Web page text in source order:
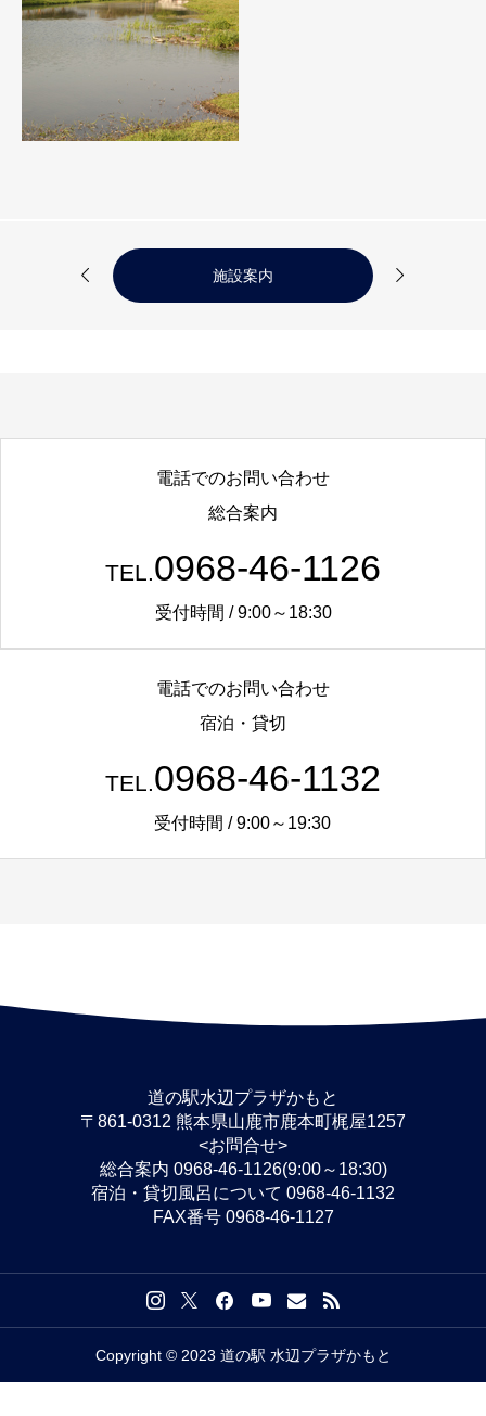
 施設案内 
電話でのお問い合わせ
総合案内
TEL.0968-46-1126
受付時間 / 9:00～18:30
電話でのお問い合わせ
宿泊・貸切
TEL.0968-46-1132
受付時間 / 9:00～19:30
道の駅水辺プラザかもと
〒861-0312 熊本県山鹿市鹿本町梶屋1257
<お問合せ>
総合案内 0968-46-1126(9:00～18:30)
宿泊・貸切風呂について 0968-46-1132
FAX番号 0968-46-1127
Copyright © 2023 道の駅 水辺プラザかもと